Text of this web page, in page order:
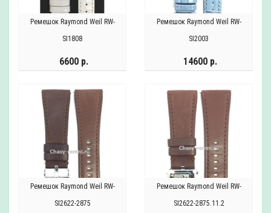
Ремешок Raymond Weil RW-
SI1808
6600 р.
Ремешок Raymond Weil RW-
SI2003
14600 р.
Ремешок Raymond Weil RW-
SI2622-2875
Ремешок Raymond Weil RW-
SI2622-2875.11.2